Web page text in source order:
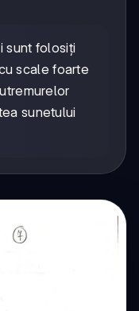
sunt folosiți
scale foarte
sunetului